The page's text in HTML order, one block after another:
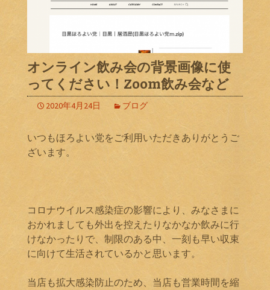
オンライン飲み会の背景画像に使
ってください！Zoom飲み会など
2020年4月24日 ブログ
いつもほろよい党をご利用いただきありがとうご
ざいます。
コロナウイルス感染症の影響により、みなさまに
おかれましても外出を控えたりなかなか飲みに行
けなかったりで、制限のある中、一刻も早い収束
に向けて生活されているかと思います。
当店も拡大感染防止のため、当店も営業時間を縮